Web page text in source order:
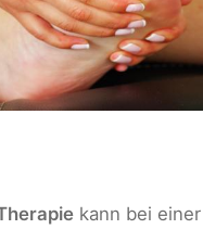
kann bei einer